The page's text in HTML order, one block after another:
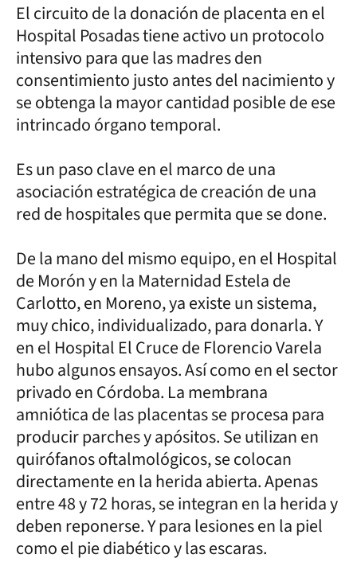
El circuito de la donación de placenta en el
Hospital Posadas tiene activo un protocolo
intensivo para que las madres den
consentimiento justo antes del nacimiento y
se obtenga la mayor cantidad posible de ese
intrincado órgano temporal.
Es un paso clave en el marco de una
asociación estratégica de creación de una
red de hospitales que permita que se done.
De la mano del mismo equipo, en el Hospital
de Morón y en la Maternidad Estela de
Carlotto, en Moreno, ya existe un sistema,
muy chico, individualizado, para donarla. Y
en el Hospital El Cruce de Florencio Varela
hubo algunos ensayos. Así como en el sector
privado en Córdoba. La membrana
amniótica de las placentas se procesa para
producir parches y apósitos. Se utilizan en
quirófanos oftalmológicos, se colocan
directamente en la herida abierta. Apenas
entre 48 y 72 horas, se integran en la herida y
deben reponerse. Y para lesiones en la piel
como el pie diabético y las escaras.